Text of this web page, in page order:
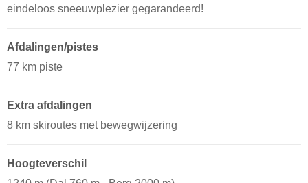
eindeloos sneeuwplezier gegarandeerd!
Afdalingen/pistes
77 km piste
Extra afdalingen
8 km skiroutes met bewegwijzering
Hoogteverschil